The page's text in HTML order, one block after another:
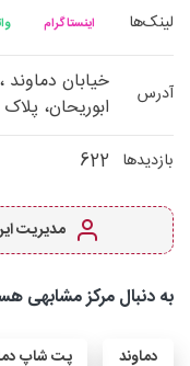
لینک‌ها اینستاگرام
آدرس
خیابان دماوند
ابوریحان، پلاک 396
بازدیدها 622
مدیریت
به دنبال مرکز مشابهی
دماوند پت شاپ